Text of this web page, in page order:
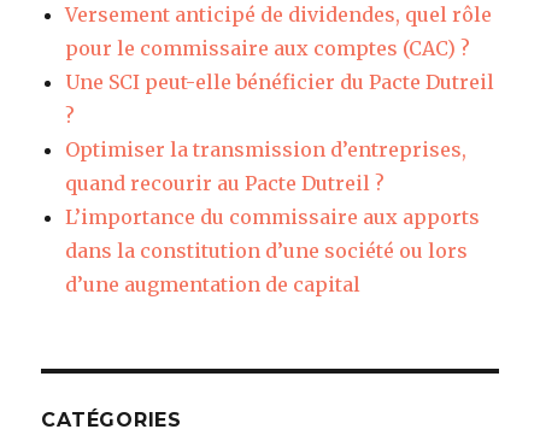
Versement anticipé de dividendes, quel rôle
pour le commissaire aux comptes (CAC) ?
Une SCI peut-elle bénéficier du Pacte Dutreil
?
Optimiser la transmission d’entreprises,
quand recourir au Pacte Dutreil ?
L’importance du commissaire aux apports
dans la constitution d’une société ou lors
d’une augmentation de capital
CATÉGORIES